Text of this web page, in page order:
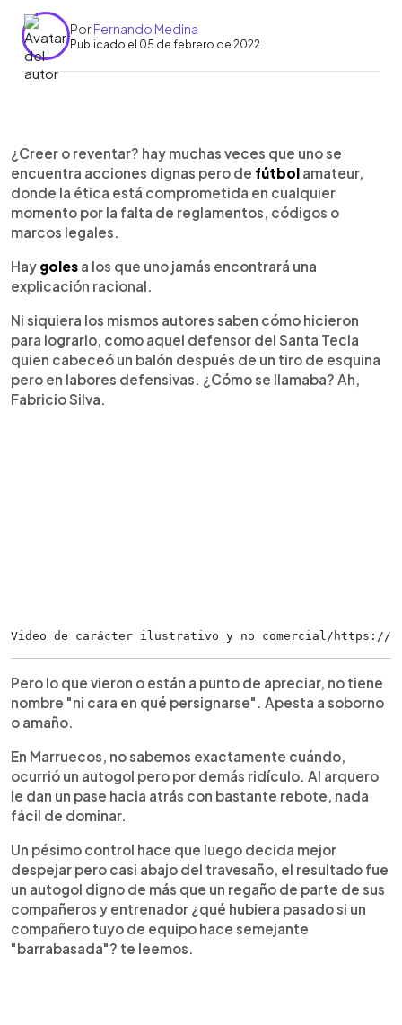
PorFernando Medina
Publicado el 05 de febrero de 2022
Escuchar artículo
¿Creer o reventar? hay muchas veces que uno se
encuentra acciones dignas pero de fútbol amateur,
donde la ética está comprometida en cualquier
momento por la falta de reglamentos, códigos o
marcos legales.
Hay goles a los que uno jamás encontrará una
explicación racional.
Ni siquiera los mismos autores saben cómo hicieron
para lograrlo, como aquel defensor del Santa Tecla
quien cabeceó un balón después de un tiro de esquina
pero en labores defensivas. ¿Cómo se llamaba? Ah,
Fabricio Silva.
Video de carácter ilustrativo y no comercial/https://
Pero lo que vieron o están a punto de apreciar, no tiene
nombre "ni cara en qué persignarse". Apesta a soborno
o amaño.
En Marruecos, no sabemos exactamente cuándo,
ocurrió un autogol pero por demás ridículo. Al arquero
le dan un pase hacia atrás con bastante rebote, nada
fácil de dominar.
Un pésimo control hace que luego decida mejor
despejar pero casi abajo del travesaño, el resultado fue
un autogol digno de más que un regaño de parte de sus
compañeros y entrenador ¿qué hubiera pasado si un
compañero tuyo de equipo hace semejante
"barrabasada"? te leemos.